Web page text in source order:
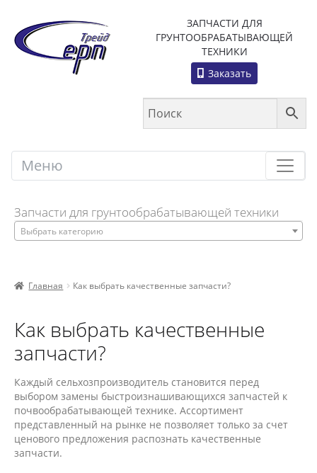
ЗАПЧАСТИ ДЛЯ
ГРУНТООБРАБАТЫВАЮЩЕЙ
ТЕХНИКИ
Заказать
Меню Меню
Запчасти для грунтообрабатывающей техники
Выбрать категорию
Главная Как выбрать качественные запчасти?
Как выбрать качественные
запчасти?
Каждый сельхозпроизводитель становится перед
выбором замены быстроизнашивающихся запчастей к
почвообрабатывающей технике. Ассортимент
представленный на рынке не позволяет только за счет
ценового предложения распознать качественные
запчасти.